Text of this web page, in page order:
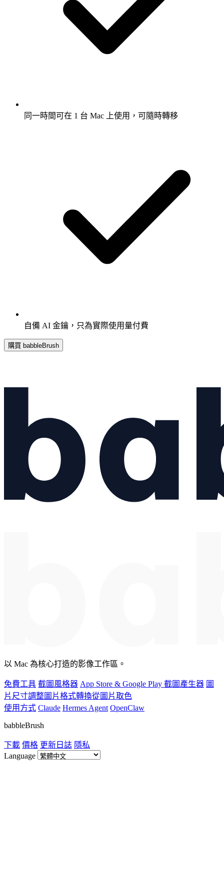
同一時間可在 1 台 Mac 上使用，可隨時轉移
自備 AI 金鑰，只為實際使用量付費
購買 babbleBrush
以 Mac 為核心打造的影像工作區。
免費工具 截圖風格器 App Store & Google Play 截圖產生器 圖
片尺寸調整圖片格式轉換從圖片取色
使用方式 Claude Hermes Agent OpenClaw
babbleBrush
下載 價格 更新日誌 隱私
Language